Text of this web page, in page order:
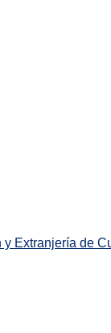
Extranjería de